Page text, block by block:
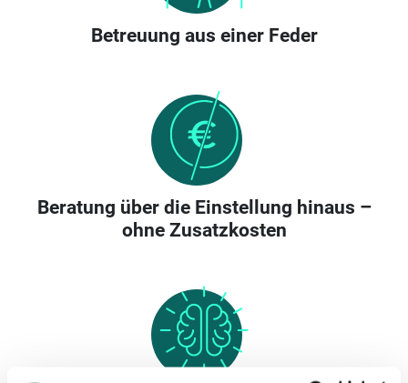
Betreuung aus einer Feder
Beratung über die Einstellung hinaus –
ohne Zusatzkosten